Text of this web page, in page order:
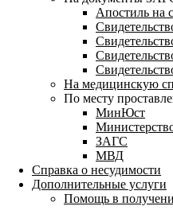
Апостиль на
На медицинскую
По месту
МинЮст
ЗАГС
МВД
Справка о несудимости
Дополнительные услуги
Помощь в